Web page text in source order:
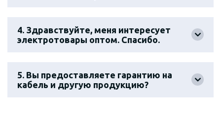
4. Здравствуйте, меня интересует
электротовары оптом. Спасибо.
5. Вы предоставляете гарантию на
кабель и другую продукцию?